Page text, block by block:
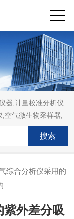
器,计量校准分析仪
空气微生物采样器,
综合分析仪采用的
紫外差分吸